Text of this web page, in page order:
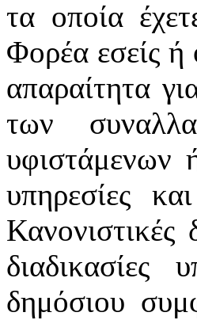
τα οποία
Φορέα εσείς ή
απαραίτητα
των
υφιστάμενων
υπηρεσίες
Κανονιστικές
δημόσιου